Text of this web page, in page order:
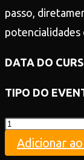
passo,
potencialidades
DATA DO
TIPO DO
Teste
quantidade
Adicionar